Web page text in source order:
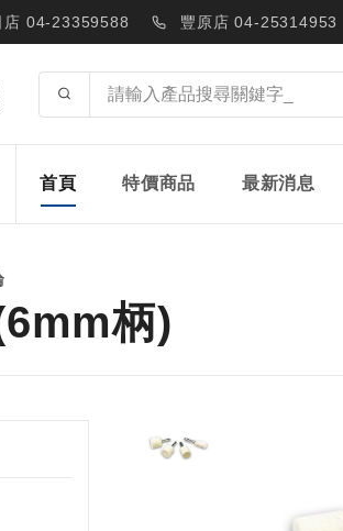
店 04-23359588 豐原店 04-25314953
首頁 特價商品 最新消息
柄)